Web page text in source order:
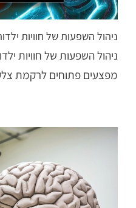
ניהול השפעות של חוויות
ניהול השפעות של חוויות
מפצעים פתוחים לרקמת